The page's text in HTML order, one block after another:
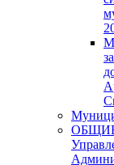
ОБЩИЕ